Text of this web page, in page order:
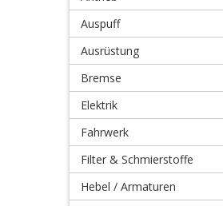
Ausrüstung
Bremse
Elektrik
Fahrwerk
Auspuff
Ausrüstung
Bremse
Elektrik
Fahrwerk
Filter & Schmierstoffe
Hebel / Armaturen